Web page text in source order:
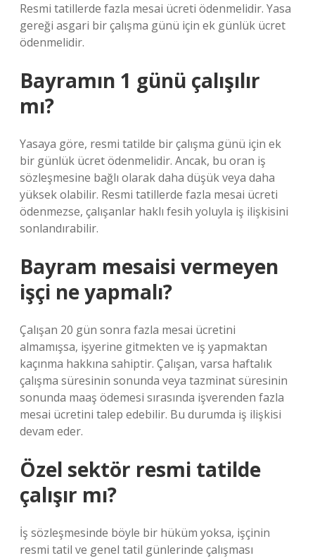
Resmi tatillerde fazla mesai ücreti ödenmelidir. Yasa
gereği asgari bir çalışma günü için ek günlük ücret
ödenmelidir.
Bayramın 1 günü çalışılır
mı?
Yasaya göre, resmi tatilde bir çalışma günü için ek
bir günlük ücret ödenmelidir. Ancak, bu oran iş
sözleşmesine bağlı olarak daha düşük veya daha
yüksek olabilir. Resmi tatillerde fazla mesai ücreti
ödenmezse, çalışanlar haklı fesih yoluyla iş ilişkisini
sonlandırabilir.
Bayram mesaisi vermeyen
işçi ne yapmalı?
Çalışan 20 gün sonra fazla mesai ücretini
almamışsa, işyerine gitmekten ve iş yapmaktan
kaçınma hakkına sahiptir. Çalışan, varsa haftalık
çalışma süresinin sonunda veya tazminat süresinin
sonunda maaş ödemesi sırasında işverenden fazla
mesai ücretini talep edebilir. Bu durumda iş ilişkisi
devam eder.
Özel sektör resmi tatilde
çalışır mı?
İş sözleşmesinde böyle bir hüküm yoksa, işçinin
resmi tatil ve genel tatil günlerinde çalışması